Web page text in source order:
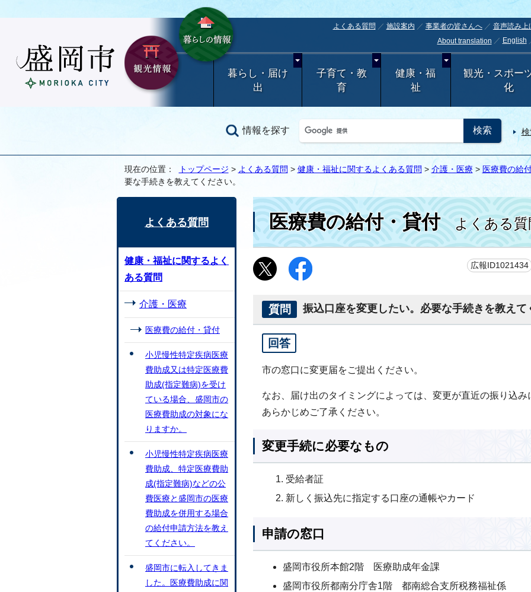
よくある質問 施設案内 事業者の皆さんへ 音声読み上
About translation
English
暮らし・届け
出
子育て・教
育
健康・福
祉
観光・スポー
化
情報を探す
現在の位置： トップページ > よくある質問 > 健康・福祉に関するよくある質問 > 介護・医療 > 医療費の給
要な手続きを教えてください。
医療費の給付・貸付よくある質
広報ID1021434
質問 振込口座を変更したい。必要な手続きを教えて
回答
市の窓口に変更届をご提出ください。
なお、届け出のタイミングによっては、変更が直近の振り込み
あらかじめご了承ください。
変更手続に必要なもの
受給者証
新しく振込先に指定する口座の通帳やカード
申請の窓口
盛岡市役所本館2階 医療助成年金課
盛岡市役所都南分庁舎1階 都南総合支所税務福祉係
よくある質問
健康・福祉に関するよく
ある質問
介護・医療
医療費の給付・貸付
小児慢性特定疾病医療
費助成又は特定医療費
助成(指定難病)を受け
ている場合、盛岡市の
医療費助成の対象にな
りますか。
小児慢性特定疾病医療
費助成、特定医療費助
成(指定難病)などの公
費医療と盛岡市の医療
費助成を併用する場合
の給付申請方法を教え
てください。
盛岡市に転入してきま
した。医療費助成に関